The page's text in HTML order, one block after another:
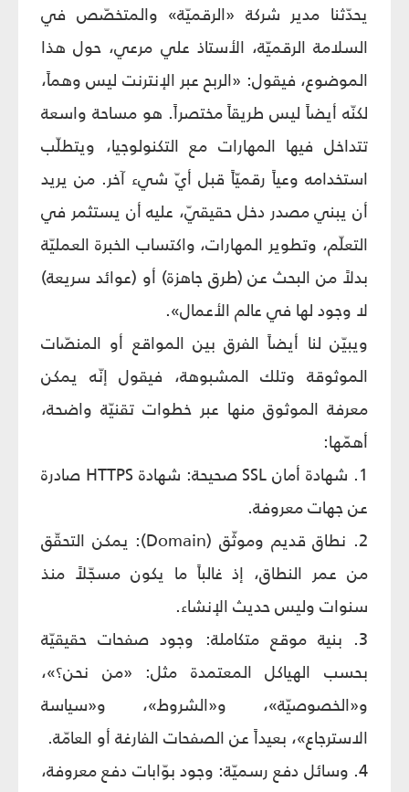
يحدّثنا مدير شركة «الرقميّة» والمتخصّص في
السلامة الرقميّة، الأستاذ علي مرعي، حول هذا
الموضوع، فيقول: «الربح عبر الإنترنت ليس وهماً،
لكنّه أيضاً ليس طريقاً مختصراً. هو مساحة واسعة
تتداخل فيها المهارات مع التكنولوجيا، ويتطلّب
استخدامه وعياً رقميّاً قبل أيّ شيء آخر. من يريد
أن يبني مصدر دخل حقيقيّ، عليه أن يستثمر في
التعلّم، وتطوير المهارات، واكتساب الخبرة العمليّة
بدلاً من البحث عن (طرق جاهزة) أو (عوائد سريعة)
لا وجود لها في عالم الأعمال».
ويبيّن لنا أيضاً الفرق بين المواقع أو المنصّات
الموثوقة وتلك المشبوهة، فيقول إنّه يمكن
معرفة الموثوق منها عبر خطوات تقنيّة واضحة،
أهمّها:
1. شهادة أمان SSL صحيحة: شهادة HTTPS صادرة
عن جهات معروفة.
2. نطاق قديم وموثّق (Domain): يمكن التحقّق
من عمر النطاق، إذ غالباً ما يكون مسجّلاً منذ
سنوات وليس حديث الإنشاء.
3. بنية موقع متكاملة: وجود صفحات حقيقيّة
بحسب الهياكل المعتمدة مثل: «من نحن؟»،
و«الخصوصيّة»، و«الشروط»، و«سياسة
الاسترجاع»، بعيداً عن الصفحات الفارغة أو العامّة.
4. وسائل دفع رسميّة: وجود بوّابات دفع معروفة،